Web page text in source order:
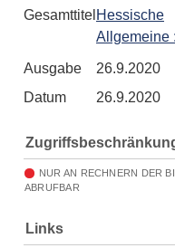
Gesamttitel Hessische
Allgemeine
Ausgabe
26.9.2020
Datum
26.9.2020
NUR AN RECHNERN DER
ABRUFBAR
Links